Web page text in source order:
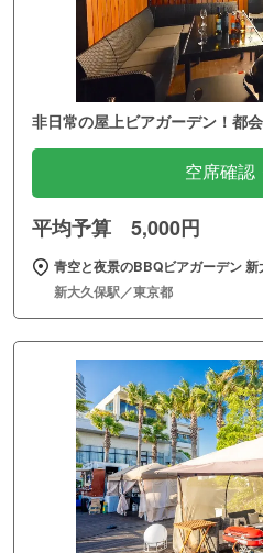
非日常の屋上ビアガーデン！都
空席確認
平均予算 5,000円
青空と夜景のBBQビアガーデン
新大久保駅／東京都